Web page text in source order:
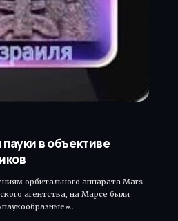
в объективе
орбитального аппарата Mars
агентства, на Марсе были